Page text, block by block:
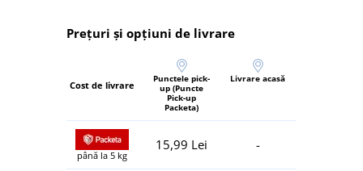
Prețuri și opțiuni de livrare
Cost de livrare
Punctele pick-
up (Puncte
Pick-up
Packeta)
Livrare acasă
până la 5 kg
15,99 Lei -